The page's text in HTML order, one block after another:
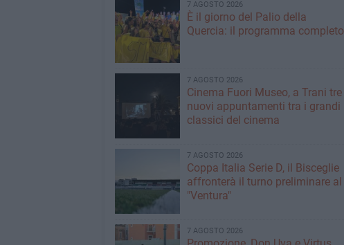
7 AGOSTO 2026
È il giorno del Palio della
Quercia: il programma completo
7 AGOSTO 2026
Cinema Fuori Museo, a Trani tre
nuovi appuntamenti tra i grandi
classici del cinema
7 AGOSTO 2026
Coppa Italia Serie D, il Bisceglie
affronterà il turno preliminare al
"Ventura"
7 AGOSTO 2026